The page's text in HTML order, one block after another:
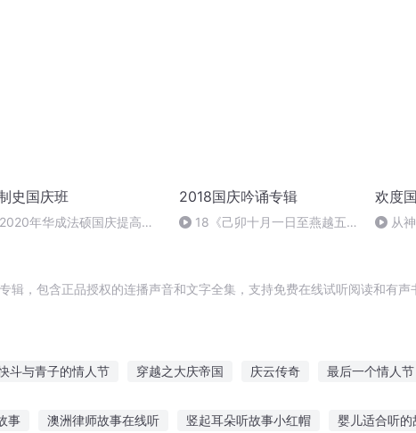
史国庆班
2020年华成法硕国庆提高班
2018国庆吟诵专辑
18《己卯十月一日至燕越五
欢度
从
辑，包含正品授权的连播声音和文字全集，支持免费在线试听阅读和有声
斗与青子的情人节 穿越之大庆帝国 庆云传奇 最后一个情人节
事 澳洲律师故事在线听 竖起耳朵听故事小红帽 婴儿适合听的